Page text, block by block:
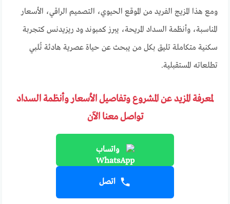
ومع هذا المزيج الفريد من الموقع الحيوي، التصميم الراقي، الأسعار
المناسبة، وأنظمة السداد المريحة، يبرز كمبوند ود ريزيدنس كتجربة
سكنية متكاملة تليق بكل من يبحث عن حياة عصرية هادئة تُلبي
تطلعاته المستقبلية.
لمعرفة المزيد عن المشروع وتفاصيل الأسعار وأنظمة السداد
تواصل معنا الآن
واتساب
اتصل